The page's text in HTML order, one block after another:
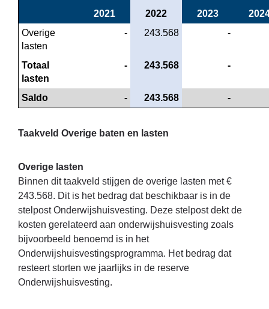
2021
2022 2023
Overige
lasten
- 243.568 -
Totaal
lasten
- 243.568 -
Saldo - 243.568 -
Taakveld Overige baten en lasten
Overige lasten
Binnen dit taakveld stijgen de overige lasten met €
243.568. Dit is het bedrag dat beschikbaar is in de
stelpost Onderwijshuisvesting. Deze stelpost dekt de
kosten gerelateerd aan onderwijshuisvesting zoals
bijvoorbeeld benoemd is in het
Onderwijshuisvestingsprogramma. Het bedrag dat
resteert storten we jaarlijks in de reserve
Onderwijshuisvesting.